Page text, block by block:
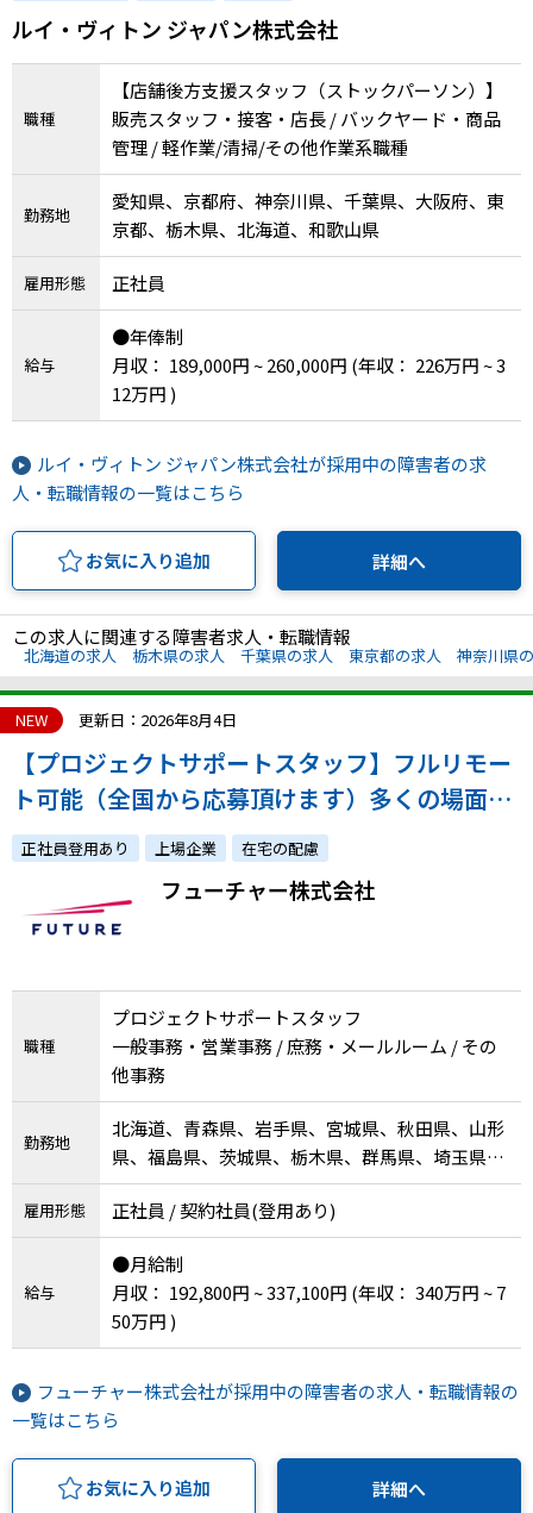
ルイ・ヴィトン ジャパン株式会社
職種
【店舗後方支援スタッフ（ストックパーソン）】
販売スタッフ・接客・店長 / バックヤード・商品
管理 / 軽作業/清掃/その他作業系職種
勤務地
愛知県、京都府、神奈川県、千葉県、大阪府、東
京都、栃木県、北海道、和歌山県
雇用形態 正社員
給与
●年俸制
月収： 189,000円 ~ 260,000円 (年収： 226万円 ~ 3
12万円 )
ルイ・ヴィトン ジャパン株式会社が採用中の障害者の求
人・転職情報の一覧はこちら
お気に入り追加 詳細へ
この求人に関連する障害者求人・転職情報
北海道の求人 栃木県の求人 千葉県の求人 東京都の求人 神奈川県
NEW 更新日：2026年8月4日
【プロジェクトサポートスタッフ】フルリモー
ト可能（全国から応募頂けます）多くの場面
で、細やかな心遣いなどホスピタリティが活か
せるお仕事🎵
正社員登用あり 上場企業 在宅の配慮
フューチャー株式会社
職種
プロジェクトサポートスタッフ
一般事務・営業事務 / 庶務・メールルーム / その
他事務
勤務地
北海道、青森県、岩手県、宮城県、秋田県、山形
県、福島県、茨城県、栃木県、群馬県、埼玉県、
千葉県、東京都、神奈川県、新潟県、富山県、石
川県、福井県、山梨県、長野県、岐阜県、静岡
県、愛知県、三重県、滋賀県、京都府、大阪府、
兵庫県、奈良県、和歌山県、鳥取県、島根県、岡
山県、広島県、山口県、徳島県、香川県、愛媛
県、高知県、福岡県、佐賀県、長崎県、熊本県、
大分県、宮崎県、鹿児島県、沖縄県
雇用形態 正社員 / 契約社員(登用あり)
給与
●月給制
月収： 192,800円 ~ 337,100円 (年収： 340万円 ~ 7
50万円 )
フューチャー株式会社が採用中の障害者の求人・転職情報の
一覧はこちら
お気に入り追加 詳細へ
求人検索・スカウトサービス
障害者専門の求人検索・スカウトサービス
就労移行支援サービス
障害別専門支援の就労移行支援サービス
IT・Web制作スキルを身につける就労移行支援サービス
ソーシャルファームサービス
しいたけ生産で実現する
新しい障害者雇用支援サービス
ご利用ガイド
法人向けページ
メニューを閉じる
お問い合わせ
よくある質問
採用をお考えの企業様はこちら